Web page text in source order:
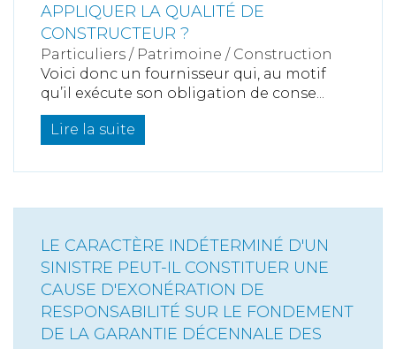
APPLIQUER LA QUALITÉ DE
CONSTRUCTEUR ?
Particuliers / Patrimoine / Construction
Voici donc un fournisseur qui, au motif
qu’il exécute son obligation de conse...
Lire la suite
LE CARACTÈRE INDÉTERMINÉ D'UN
SINISTRE PEUT-IL CONSTITUER UNE
CAUSE D'EXONÉRATION DE
RESPONSABILITÉ SUR LE FONDEMENT
DE LA GARANTIE DÉCENNALE DES